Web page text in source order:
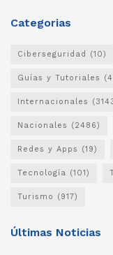
Categorias
Ciberseguridad (10)
Guías y Tutoriales
Internacionales
Nacionales (2486)
Redes y Apps (19)
Tecnología (101)
Turismo (917)
Últimas Noticias